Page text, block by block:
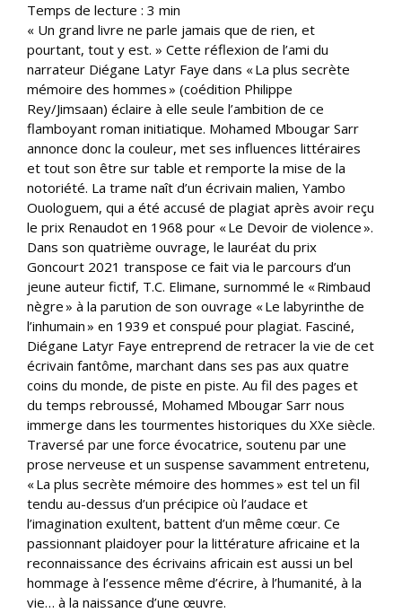
Temps de lecture : 3 min
« Un grand livre ne parle jamais que de rien, et
pourtant, tout y est. » Cette réflexion de l’ami du
narrateur Diégane Latyr Faye dans « La plus secrète
mémoire des hommes » (coédition Philippe
Rey/Jimsaan) éclaire à elle seule l’ambition de ce
flamboyant roman initiatique. Mohamed Mbougar Sarr
annonce donc la couleur, met ses influences littéraires
et tout son être sur table et remporte la mise de la
notoriété. La trame naît d’un écrivain malien, Yambo
Ouologuem, qui a été accusé de plagiat après avoir reçu
le prix Renaudot en 1968 pour « Le Devoir de violence ».
Dans son quatrième ouvrage, le lauréat du prix
Goncourt 2021 transpose ce fait via le parcours d’un
jeune auteur fictif, T.C. Elimane, surnommé le « Rimbaud
nègre » à la parution de son ouvrage « Le labyrinthe de
l’inhumain » en 1939 et conspué pour plagiat. Fasciné,
Diégane Latyr Faye entreprend de retracer la vie de cet
écrivain fantôme, marchant dans ses pas aux quatre
coins du monde, de piste en piste. Au fil des pages et
du temps rebroussé, Mohamed Mbougar Sarr nous
immerge dans les tourmentes historiques du XXe siècle.
Traversé par une force évocatrice, soutenu par une
prose nerveuse et un suspense savamment entretenu,
« La plus secrète mémoire des hommes » est tel un fil
tendu au-dessus d’un précipice où l’audace et
l’imagination exultent, battent d’un même cœur. Ce
passionnant plaidoyer pour la littérature africaine et la
reconnaissance des écrivains africain est aussi un bel
hommage à l’essence même d’écrire, à l’humanité, à la
vie… à la naissance d’une œuvre.